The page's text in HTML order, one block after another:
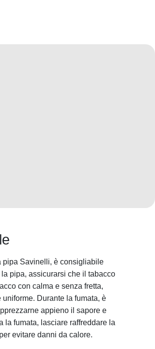
pipa Savinelli, è consigliabile
pipa, assicurarsi che il tabacco
con calma e senza fretta,
Durante la fumata, è
appieno il sapore e
la fumata, lasciare raffreddare la
evitare danni da calore.